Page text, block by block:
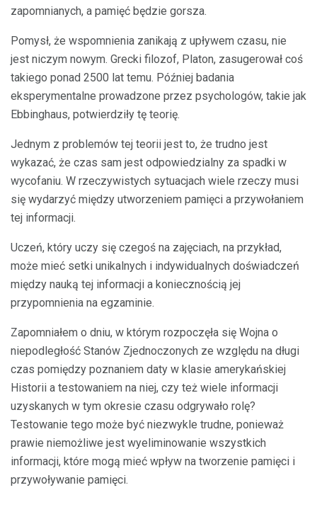
zapomnianych, a pamięć będzie gorsza.
Pomysł, że wspomnienia zanikają z upływem czasu, nie
jest niczym nowym. Grecki filozof, Platon, zasugerował coś
takiego ponad 2500 lat temu. Później badania
eksperymentalne prowadzone przez psychologów, takie jak
Ebbinghaus, potwierdziły tę teorię.
Jednym z problemów tej teorii jest to, że trudno jest
wykazać, że czas sam jest odpowiedzialny za spadki w
wycofaniu. W rzeczywistych sytuacjach wiele rzeczy musi
się wydarzyć między utworzeniem pamięci a przywołaniem
tej informacji.
Uczeń, który uczy się czegoś na zajęciach, na przykład,
może mieć setki unikalnych i indywidualnych doświadczeń
między nauką tej informacji a koniecznością jej
przypomnienia na egzaminie.
Zapomniałem o dniu, w którym rozpoczęła się Wojna o
niepodległość Stanów Zjednoczonych ze względu na długi
czas pomiędzy poznaniem daty w klasie amerykańskiej
Historii a testowaniem na niej, czy też wiele informacji
uzyskanych w tym okresie czasu odgrywało rolę?
Testowanie tego może być niezwykle trudne, ponieważ
prawie niemożliwe jest wyeliminowanie wszystkich
informacji, które mogą mieć wpływ na tworzenie pamięci i
przywoływanie pamięci.